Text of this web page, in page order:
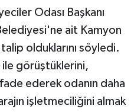
Odası Başkanı
ait Kamyon
olduklarını söyledi.
görüştüklerini,
ederek odanın daha
işletmeciliğini almak